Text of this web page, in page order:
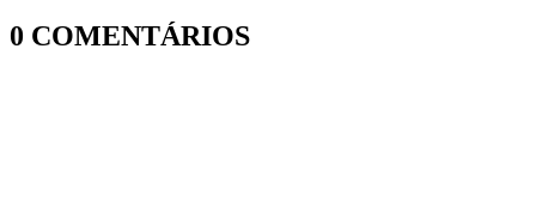
0 COMENTÁRIOS